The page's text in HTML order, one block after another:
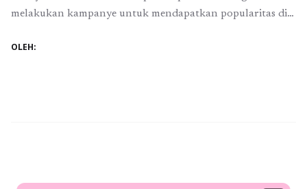
melakukan kampanye untuk mendapatkan popularitas di
melakukan kampanye adalah Partai Nasdem. Dengan
OLEH: